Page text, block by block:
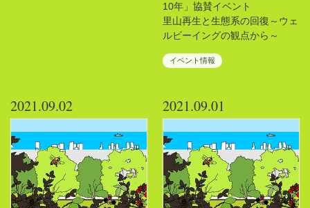
10年」協賛イベント
里山再生と生態系の回復～ウェ
ルビーイングの観点から～
イベント情報
2021.09.02 2021.09.01